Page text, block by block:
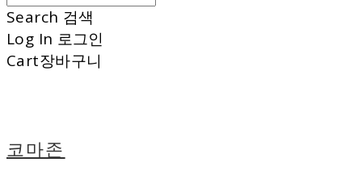
Search 검색
Log In 로그인
Cart장바구니
코마존